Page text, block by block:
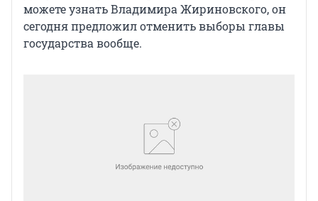
можете узнать Владимира Жириновского, он
сегодня предложил отменить выборы главы
государства вообще.